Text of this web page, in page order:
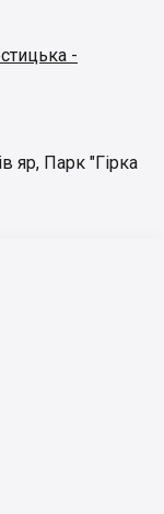
-
яр, Парк "Гірка